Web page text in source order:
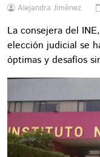
Alejandra Jiménez
La consejera del
elección judicial se
óptimas y desafíos